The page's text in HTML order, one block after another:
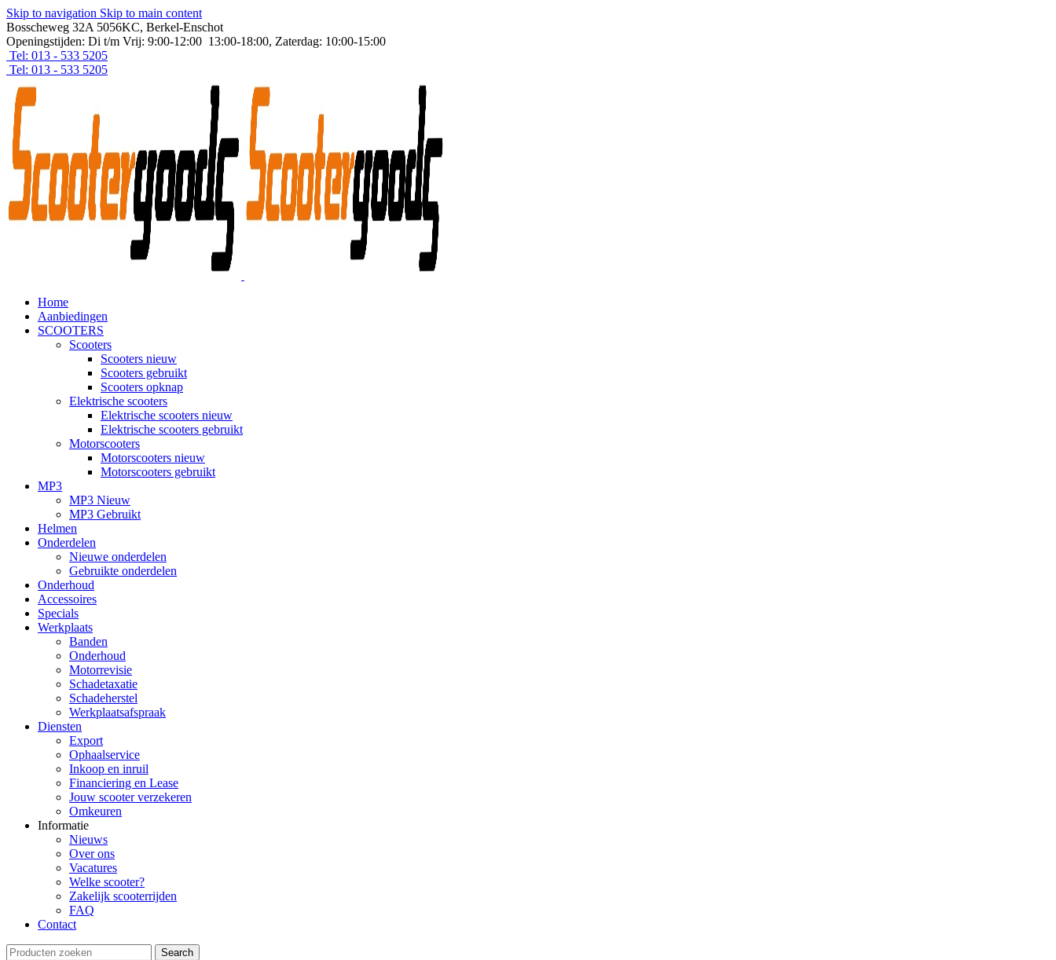
Skip to navigation Skip to main content
Bosscheweg 32A 5056KC, Berkel-Enschot
Openingstijden: Di t/m Vrij: 9:00-12:00 13:00-18:00, Zaterdag: 10:00-15:00
Tel: 013 - 533 5205
Tel: 013 - 533 5205
Home
Aanbiedingen
SCOOTERS
Scooters
Scooters nieuw
Scooters gebruikt
Scooters opknap
Elektrische scooters
Elektrische scooters nieuw
Elektrische scooters gebruikt
Motorscooters
Motorscooters nieuw
Motorscooters gebruikt
MP3
MP3 Nieuw
MP3 Gebruikt
Helmen
Onderdelen
Nieuwe onderdelen
Gebruikte onderdelen
Onderhoud
Accessoires
Specials
Werkplaats
Banden
Onderhoud
Motorrevisie
Schadetaxatie
Schadeherstel
Werkplaatsafspraak
Diensten
Export
Ophaalservice
Inkoop en inruil
Financiering en Lease
Jouw scooter verzekeren
Omkeuren
Informatie
Nieuws
Over ons
Vacatures
Welke scooter?
Zakelijk scooterrijden
FAQ
Contact
Search